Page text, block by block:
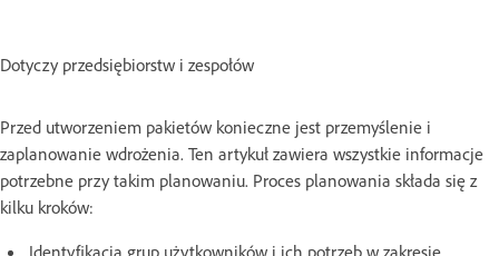
Dotyczy przedsiębiorstw i zespołów
Przed utworzeniem pakietów konieczne jest przemyślenie i
zaplanowanie wdrożenia. Ten artykuł zawiera wszystkie informacje
potrzebne przy takim planowaniu. Proces planowania składa się z
kilku kroków:
Identyfikacja grup użytkowników i ich potrzeb w zakresie